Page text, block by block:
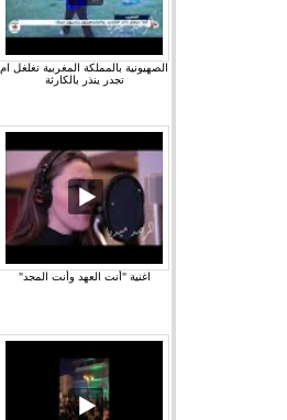
الصهيونية بالمملكة المغربية تغلغل ام
تجدر ينذر بالكارثة
اغنية "أنت العهد وأنت المجد"